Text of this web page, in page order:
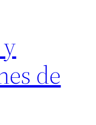
de